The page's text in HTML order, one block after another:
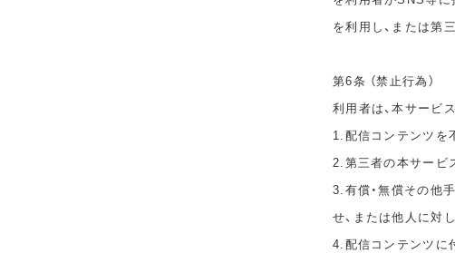
を利用し、または第
第6条 （禁止行為）
利用者は、本サービ
1.配信コンテンツを
2.第三者の本サービ
3.有償・無償その他
せ、または他人に対
4.配信コンテンツに